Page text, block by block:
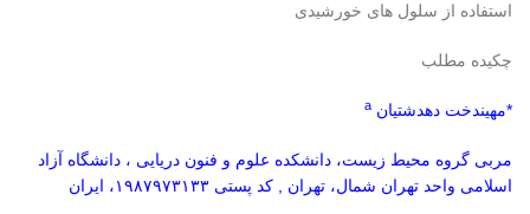
استفاده از سلول های خورشیدی
چکیده مطلب
*مهیندخت دهدشتیان a
مربی گروه محیط زیست، دانشکده علوم و فنون دریایی ، دانشگاه آزاد
اسلامی واحد تهران شمال، تهران , کد پستی ۱۹۸۷۹۷۳۱۳۳، ایران